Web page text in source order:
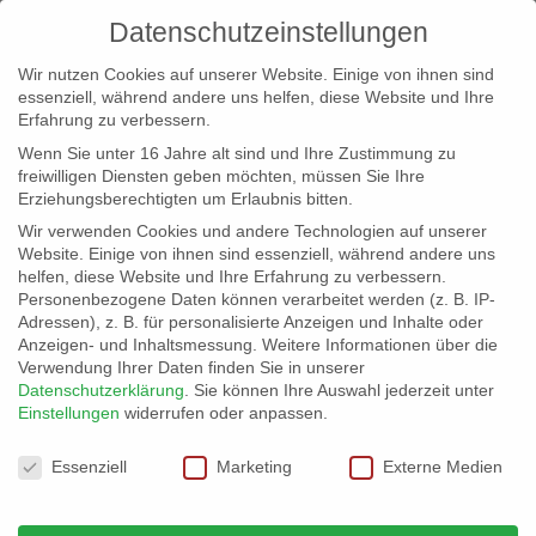
info@erfolgreich-events.de
+4940 46 777 230
00451_05
Datenschutzeinstellungen
Wir nutzen Cookies auf unserer Website. Einige von ihnen sind
essenziell, während andere uns helfen, diese Website und Ihre
Erfahrung zu verbessern.
Wenn Sie unter 16 Jahre alt sind und Ihre Zustimmung zu
freiwilligen Diensten geben möchten, müssen Sie Ihre
Erziehungsberechtigten um Erlaubnis bitten.
Wir verwenden Cookies und andere Technologien auf unserer
Website. Einige von ihnen sind essenziell, während andere uns
helfen, diese Website und Ihre Erfahrung zu verbessern.
Personenbezogene Daten können verarbeitet werden (z. B. IP-
Adressen), z. B. für personalisierte Anzeigen und Inhalte oder
Anzeigen- und Inhaltsmessung. Weitere Informationen über die
Verwendung Ihrer Daten finden Sie in unserer
Datenschutzerklärung
Sie können Ihre Auswahl jederzeit unter
Einstellungen widerrufen oder anpassen.
Datenschutzeinstellungen
Essenziell Marketing Externe Medien